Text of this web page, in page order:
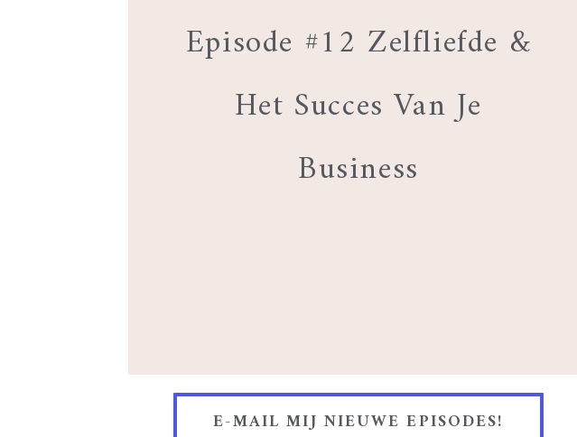
Episode #12 Zelfliefde &
Het Succes Van Je
Business
E-MAIL MIJ NIEUWE EPISODES!